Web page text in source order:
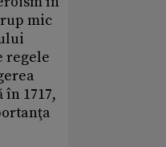
mic
regele
1717,